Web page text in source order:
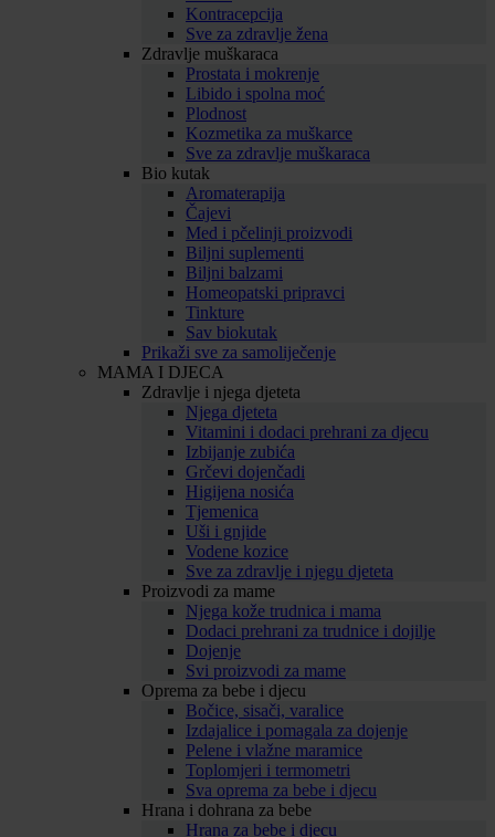
Kontracepcija
Sve za zdravlje žena
Zdravlje muškaraca
Prostata i mokrenje
Libido i spolna moć
Plodnost
Kozmetika za muškarce
Sve za zdravlje muškaraca
Bio kutak
Aromaterapija
Čajevi
Med i pčelinji proizvodi
Biljni suplementi
Biljni balzami
Homeopatski pripravci
Tinkture
Sav biokutak
Prikaži sve za samoliječenje
MAMA I DJECA
Zdravlje i njega djeteta
Njega djeteta
Vitamini i dodaci prehrani za djecu
Izbijanje zubića
Grčevi dojenčadi
Higijena nosića
Tjemenica
Uši i gnjide
Vodene kozice
Sve za zdravlje i njegu djeteta
Proizvodi za mame
Njega kože trudnica i mama
Dodaci prehrani za trudnice i dojilje
Dojenje
Svi proizvodi za mame
Oprema za bebe i djecu
Bočice, sisači, varalice
Izdajalice i pomagala za dojenje
Pelene i vlažne maramice
Toplomjeri i termometri
Sva oprema za bebe i djecu
Hrana i dohrana za bebe
Hrana za bebe i djecu